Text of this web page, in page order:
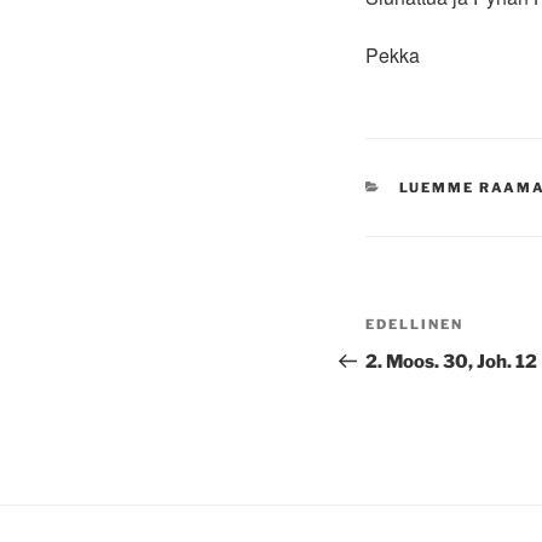
Pekka
KATEGORIAT
LUEMME
Artikkelien
selaus
Edellinen
artikkeli
EDELLINEN
2. Moos. 30, Joh. 12